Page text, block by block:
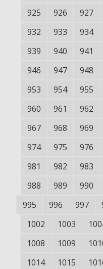
925
926 927
932
933 934
939
940 941
946
947 948
953
954 955
960
961 962
967
968 969
974
975 976
981
982 983
988
989 990
995
996 997
1002
1003
1008
1009
1014
1015